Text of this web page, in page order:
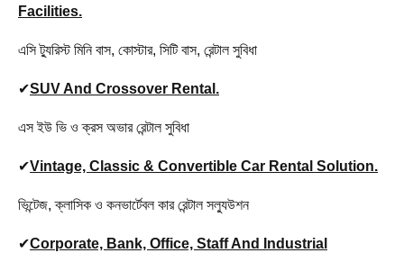
Facilities.
এসি ট্যুরিস্ট মিনি বাস, কোস্টার, সিটি বাস, রেন্টাল সুবিধা
✔SUV And Crossover Rental.
এস ইউ ভি ও ক্রস অভার রেন্টাল সুবিধা
✔Vintage, Classic & Convertible Car Rental Solution.
ভিন্টেজ, ক্লাসিক ও কনভার্টেবল কার রেন্টাল সল্যুউশন
✔Corporate, Bank, Office, Staff And Industrial